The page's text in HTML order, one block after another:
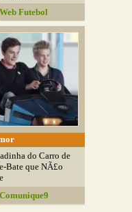
Web Futebol
do Carro de
Bate que NÃ£o
Comunique9